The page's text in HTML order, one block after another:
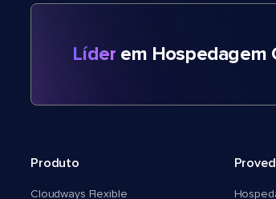
Líder em Hospedagem
Produto
Cloudways Flexible